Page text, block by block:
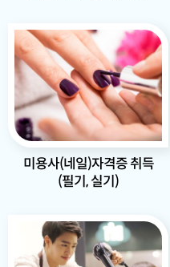
미용사(네일)자격증 취득
(필기, 실기)